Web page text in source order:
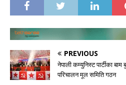
PREVIOUS
नेपाली कम्युनिस्ट पार्टीका बाम
परिचालन मूल समिति गठन